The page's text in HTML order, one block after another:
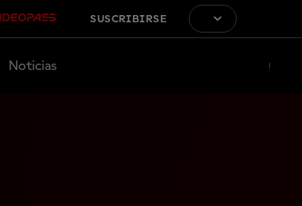
SUSCRIBIRSE
Noticias